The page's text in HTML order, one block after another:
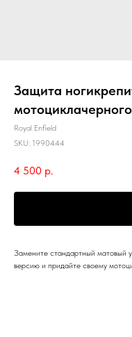
Защита
Royal Enfield
SKU: 1990444
4 500 р.
Замените стандартный матовый
версию и придайте своему